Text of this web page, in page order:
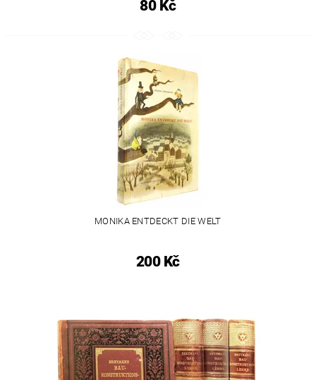
80 Kč
MONIKA ENTDECKT DIE WELT
200 Kč